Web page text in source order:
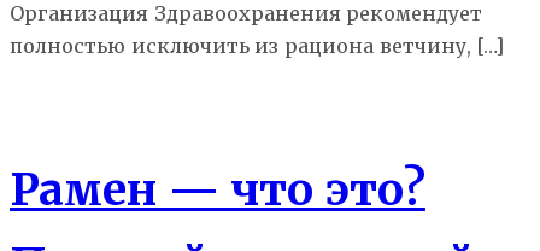
Организация Здравоохранения рекомендует
полностью исключить из рациона ветчину, […]
Рамен — что это?